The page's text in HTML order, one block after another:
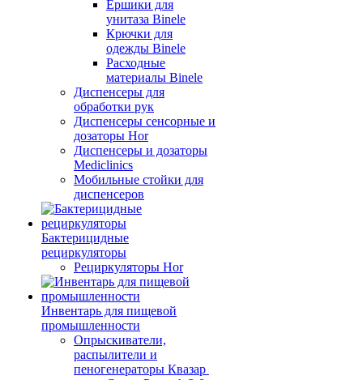
Ёршики для
унитаза Binele
Крючки для
одежды Binele
Расходные
материалы Binele
Диспенсеры для
обработки рук
Диспенсеры сенсорные и
дозаторы Hor
Диспенсеры и дозаторы
Mediclinics
Мобильные стойки для
диспенсеров
Бактерицидные
рециркуляторы
Рециркуляторы Hor
Инвентарь для пищевой
промышленности
Опрыскиватели,
распылители и
пеногенераторы Квазар